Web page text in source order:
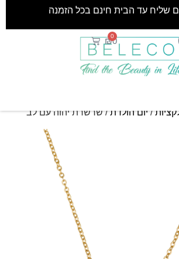
₪0
0
שליח עד הבית חינם בכל הזמנה
/יום הולדת/ שרשרת יהוה עם לב